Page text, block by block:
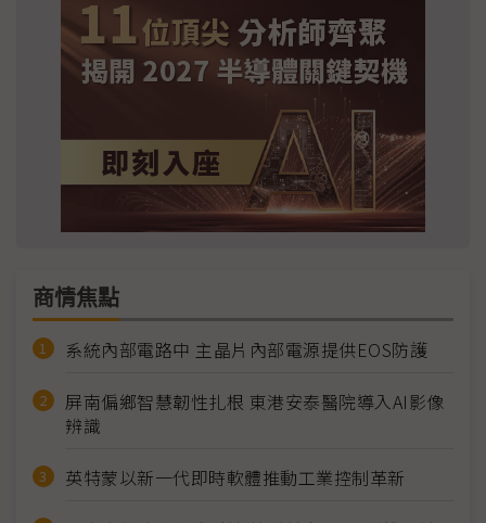
商情焦點
系統內部電路中 主晶片內部電源提供EOS防護
屏南偏鄉智慧韌性扎根 東港安泰醫院導入AI影像
辨識
英特蒙以新一代即時軟體推動工業控制革新